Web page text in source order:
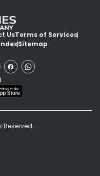
UsTerms of Services
Sitemap
Reserved.